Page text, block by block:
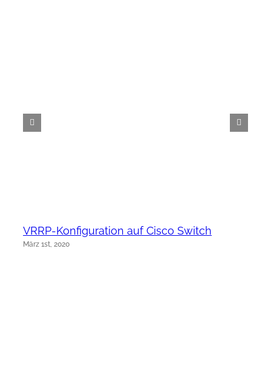
VRRP-Konfiguration auf Cisco Switch
März 1st, 2020